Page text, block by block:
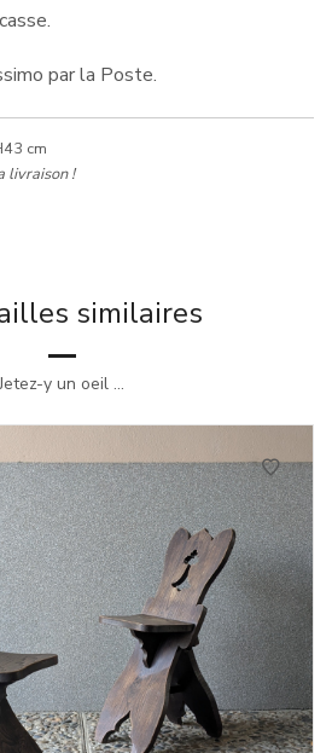
par la Poste.
cm
livraison !
similaires
Jetez-y un oeil ...